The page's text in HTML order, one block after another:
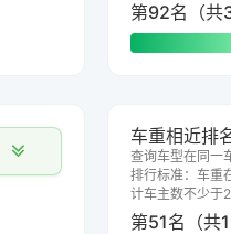
第92名（共
车重相近排
查询车型在同一
排行标准：车重
计车主数不少于
第51名（共